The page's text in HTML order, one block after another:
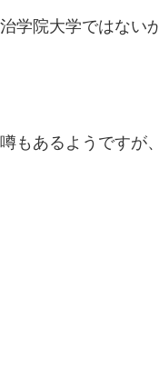
学院大学ではない
もあるようですが、